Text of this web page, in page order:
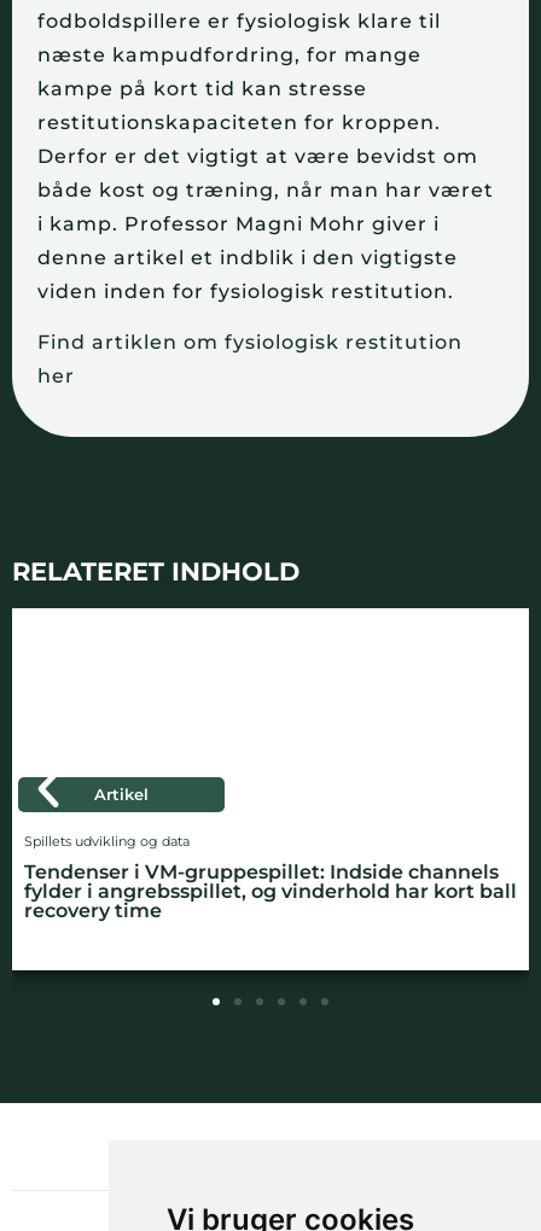
Vi bruger cookies
fodboldspillere er fysiologisk klare til
næste kampudfordring, for mange
kampe på kort tid kan stresse
restitutionskapaciteten for kroppen.
Derfor er det vigtigt at være bevidst om
både kost og træning, når man har været
i kamp. Professor Magni Mohr giver i
denne artikel et indblik i den vigtigste
viden inden for fysiologisk restitution.
Find artiklen om fysiologisk restitution
her
RELATERET INDHOLD
kort ball
Børn og unge
Anbefalinger: Fordyb dig i børnefodbold
Louise Kamuk Storm
OM GAMECHANGER